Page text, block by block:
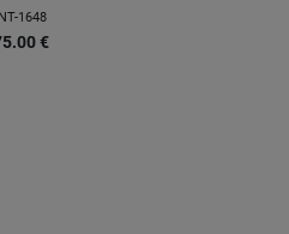
INT-1648
€